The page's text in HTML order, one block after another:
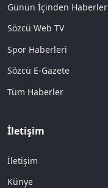
Günün İçinden Haberler
Sözcü Web TV
Spor Haberleri
Sözcü E-Gazete
Tüm Haberler
İletişim
İletişim
Künye